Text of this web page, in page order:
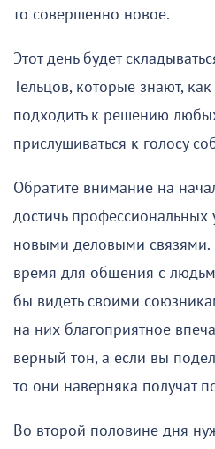
то совершенно новое.
Этот день будет
Тельцов, которые знают,
подходить к решению
прислушиваться к голосу
Обратите внимание на
достичь профессиональных
новыми деловыми связями.
время для общения с
бы видеть своими
на них благоприятное
верный тон, а если вы
то они наверняка получат
Во второй половине дня